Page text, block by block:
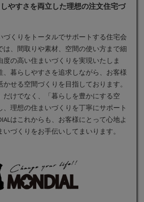
やすさを両立した理想の注文住宅づ
づくりをトータルでサポートする住宅会
は、間取りや素材、空間の使い方まで細
の高い住まいづくりを実現いたしま
、暮らしやすさを追求しながら、お客様
せる空間づくりを目指しております。
だけでなく、「暮らしを豊かにする空
、理想の住まいづくりを丁寧にサポート
はこれからも、お客様にとって心地よ
づくりをお手伝いしてまいります。